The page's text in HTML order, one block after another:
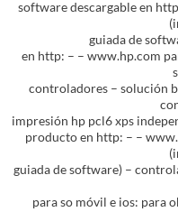
software descargable en
guiada de
en http: – – www.hp.com
controladores – solución
impresión hp pcl6 xps
producto en http: – –
guiada de software) –
para so móvil e ios: para